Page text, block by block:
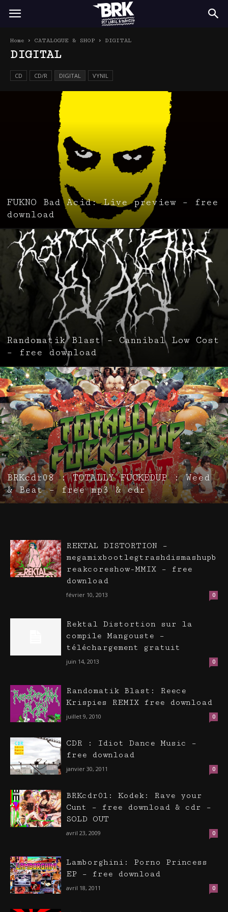
BRK
Home CATALOGUE & SHOP DIGITAL
DIGITAL
CD CD/R DIGITAL VYNIL
FUKNO Bad Acid: Live preview – free
download
Randomatik Blast – Cannibal Low Cost
– free download
BRKcdr08 : TOTALLY FUCKEDUP : Weed
& Beat – free mp3 & cdr
REKTAL DISTORTION –
megamixbootlegtrashdismashupb
reakcoreshow-MMIX – free
download
février 10, 2013 0
Rektal Distortion sur la
compile Mangouste –
téléchargement gratuit
juin 14, 2013 0
Randomatik Blast: Reece
Krispies REMIX free download
juillet 9, 2010 0
CDR : Idiot Dance Music –
free download
janvier 30, 2011 0
BRKcdr01: Kodek: Rave your
Cunt – free download & cdr –
SOLD OUT
avril 23, 2009 0
Lamborghini: Porno Princess
EP – free download
avril 18, 2011 0